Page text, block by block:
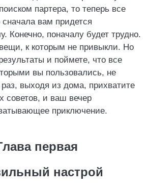
партера, то теперь все
вам придется
Конечно, поначалу будет трудно.
к которым не привыкли. Но
и поймете, что все
вы пользовались, не
выходя из дома, прихватите
советов, и ваш вечер
приключение.
первая
настрой